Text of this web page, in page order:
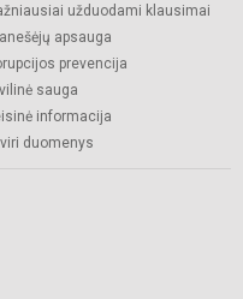
užduodami klausimai
apsauga
prevencija
sauga
informacija
duomenys